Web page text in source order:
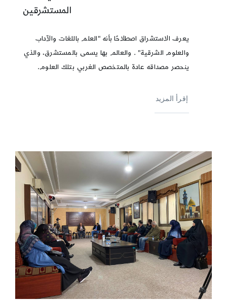
المستشرقين
يعرف الاستشراق اصطلاحًا بأنه "العلم باللغات والآداب
والعلوم الشرقية" . والعالم بها يسمى بالمستشرق، والذي
ينحصر مصداقه عادة بالمتخصص الغربي بتلك العلوم.
إقرأ المزيد